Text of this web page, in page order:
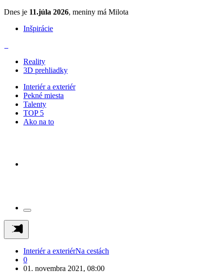
Dnes je 11.júla 2026, meniny má Milota
Inšpirácie
Reality
3D prehliadky
Interiér a exteriér
Pekné miesta
Talenty
TOP 5
Ako na to
Interiér a exteriérNa cestách
0
01. novembra 2021, 08:00